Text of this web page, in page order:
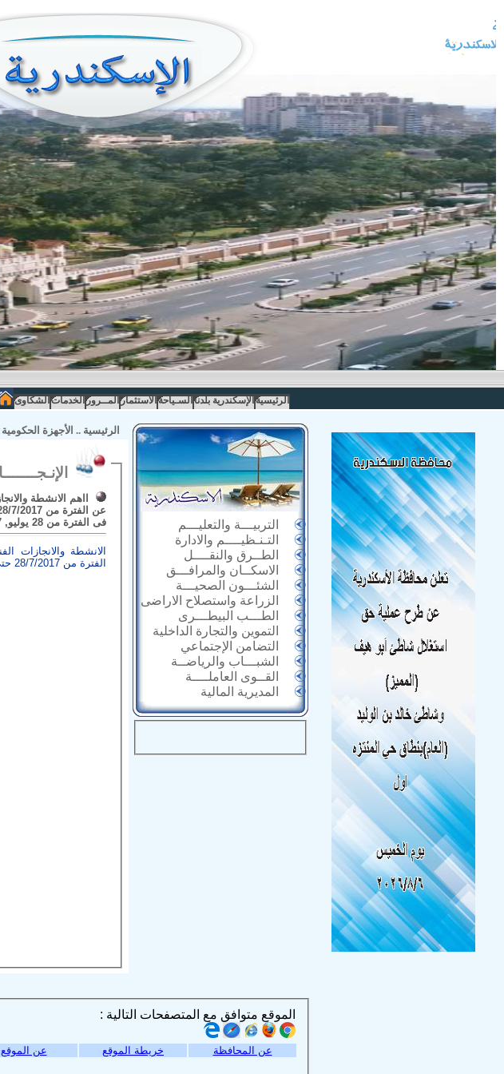
الرئيسية الإسكندرية بلدنا السـياحة الاستثمار المــرور الخدمات الشكاوى
التربيـــة والتعليـــم
التـنـظيــــم والادارة
الطــرق والنقــــل
الاسكــان والمرافـــق
الشئـــون الصحيـــة
الزراعة واستصلاح الاراضى
الطـــب البيطـــرى
التموين والتجارة الداخلية
التضامن الإجتماعي
الشبـــاب والرياضــة
القــوى العاملــــة
المديرية المالية
الرئيسية .. الأجهزة الحكومية
ااهم الانشطة
عن الفترة من 28/7/2017 حتى 17/8/2017
فى الفترة من 28 يوليو, 2017 حتى 17 اغسطس, 2017
الانشطة والانجازات
الفترة من 28/7/2017 حتى 17/8/2017
الموقع متوافق مع المتصفحات التالية :
عن المحافظة خريطة الموقع عن الموقع